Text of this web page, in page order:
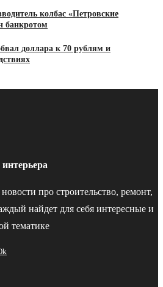
колбас «Петровские
банкротом
доллара к 70 рублям и
про строительство, ремонт,
найдет для себя интересные и
тематике